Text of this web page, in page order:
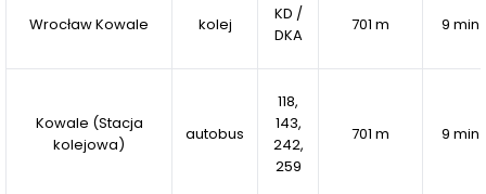
mieszkańcy.
Wrocław Kowale kolej
KD /
DKA
701 m 9 min
Kowale (Stacja
kolejowa)
autobus
118,
143,
242,
259
701 m 9 min